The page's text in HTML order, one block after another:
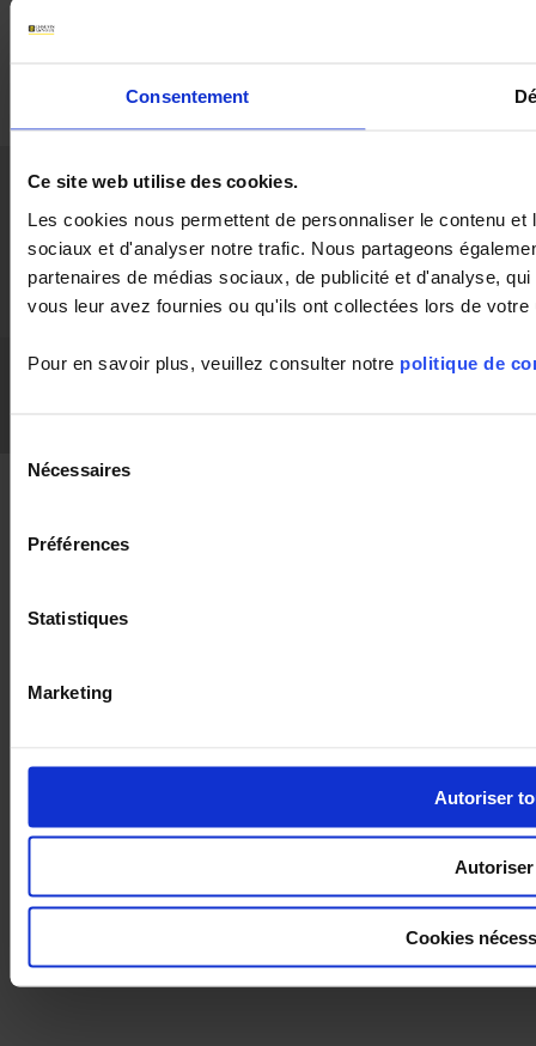
Consentement
Ce site web utilise des cookies.
Les cookies nous permettent de personnaliser le contenu
sociaux et d'analyser notre trafic. Nous partageons
partenaires de médias sociaux, de publicité et d'analyse,
vous leur avez fournies ou qu'ils ont collectées lors de
Pour en savoir plus, veuillez consulter notre politique de
Nécessaires
Préférences
Statistiques
Marketing
Autoriser
Cookies
Accueil Actualités La société
Produits Industrie Support Publications
Presse
Rejoignez-
nous
Contact
Chauvin Arnoux Metrix CGV CGA Mentions Légales
RGPD